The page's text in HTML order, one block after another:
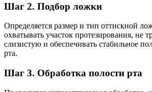
Шаг 2. Подбор ложки
Определяется размер и тип оттискной
охватывать участок протезирования, не
слизистую и обеспечивать стабильное
рта.
Шаг 3. Обработка полости рта